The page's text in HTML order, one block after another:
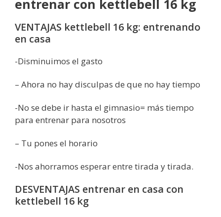
entrenar con kettlebell 16 kg
VENTAJAS kettlebell 16 kg: entrenando
en casa
-Disminuimos el gasto
– Ahora no hay disculpas de que no hay tiempo
-No se debe ir hasta el gimnasio= más tiempo
para entrenar para nosotros
– Tu pones el horario
-Nos ahorramos esperar entre tirada y tirada.
DESVENTAJAS entrenar en casa con
kettlebell 16 kg